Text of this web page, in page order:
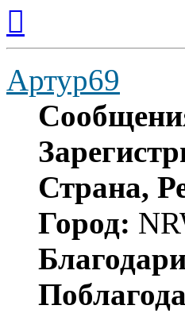
началу
Артур69
Страна,
Город: